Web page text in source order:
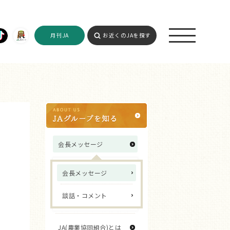
月刊JA お近くのJAを探す
会長メッセージ
会長メッセージ
談話・コメント
JA(農業協同組合)とは